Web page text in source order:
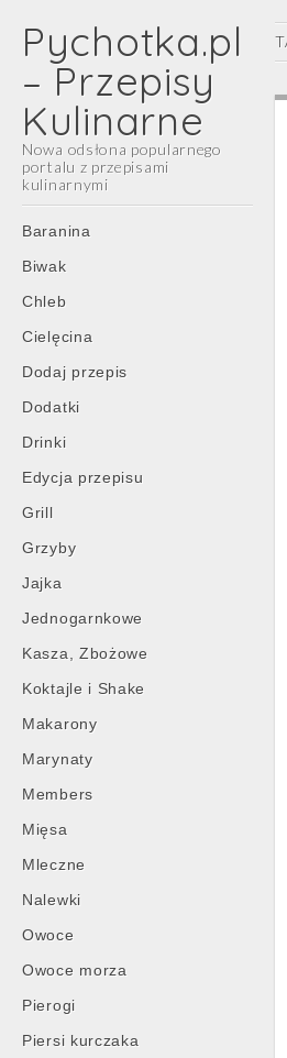
Pychotka.pl
– Przepisy
Kulinarne
Nowa odsłona popularnego
portalu z przepisami
kulinarnymi
Main
menu
Skip
content
Baranina
Biwak
Chleb
Cielęcina
Dodaj przepis
Dodatki
Drinki
Edycja przepisu
Grill
Grzyby
Jajka
Jednogarnkowe
Kasza, Zbożowe
Koktajle i Shake
Makarony
Marynaty
Members
Mięsa
Mleczne
Nalewki
Owoce
Owoce morza
Pierogi
Piersi kurczaka